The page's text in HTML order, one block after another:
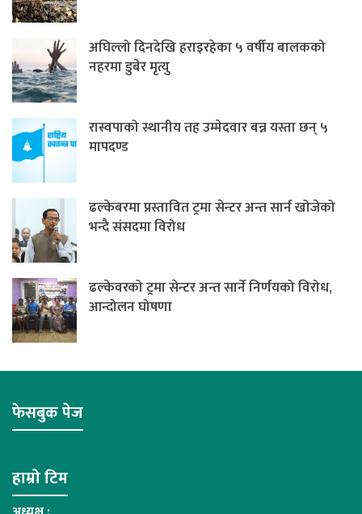
अघिल्लो दिनदेखि हराइरहेका ५ वर्षीय बालकको
नहरमा डुबेर मृत्यु
रास्वपाको स्थानीय तह उम्मेदवार बन्न यस्ता छन् ५
मापदण्ड
ढल्केबरमा प्रस्तावित ट्रमा सेन्टर अन्त सार्न खोजेको
भन्दै संसदमा विरोध
ढल्केवरको ट्रमा सेन्टर अन्त सार्ने निर्णयको विरोध,
आन्दोलन घोषणा
फेसबुक पेज
हाम्रो टिम